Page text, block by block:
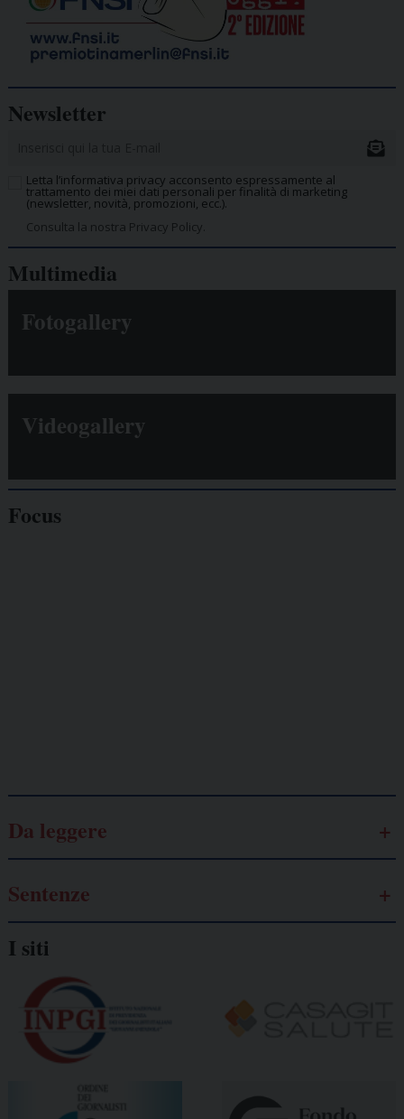
Newsletter
Letta l’informativa privacy acconsento espressamente al
trattamento dei miei dati personali per finalità di marketing
(newsletter, novità, promozioni, ecc.).
Consulta la nostra Privacy Policy.
Multimedia
Fotogallery
Videogallery
Focus
Da leggere
Sentenze
I siti